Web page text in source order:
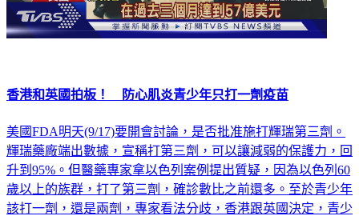
香港和英國拍板！ 防心肌炎青少年只打一劑疫苗
美國FDA明天(9/17)要開會討論，是否批准施打輝瑞第三劑。
輝瑞藥廠端出數據，宣稱打第三劑，可以讓減弱的保護力，回
升到95%。但醫藥專家拿以色列案例提出質疑，因為以色列60
歲以上的族群，打了第三劑，確診數比之前還多。至於青少年
該打一劑，還是兩劑，專家看法分歧，香港跟英國決定，青少